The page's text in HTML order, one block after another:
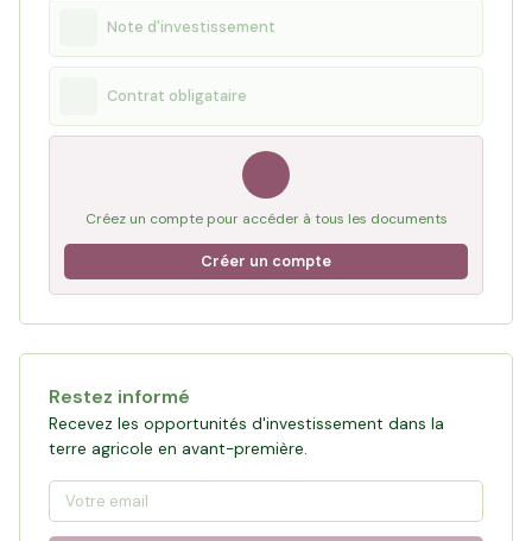
Objectif de ce financement: Grâce à votre investissement,
André, accompagné de ses deux fils, pourra développer
l'activité commerciale avec la culture de vergers
l’ensemble de l’exploitation en agriculture biologique,
renforçant ainsi la rentabilité de la casserie et la résilience de
Note d'investissement
Contrat obligataire
Créez un compte pour accéder à tous les documents
Créer un compte
Restez informé
Recevez les opportunités d'investissement dans la
terre agricole en avant-première.